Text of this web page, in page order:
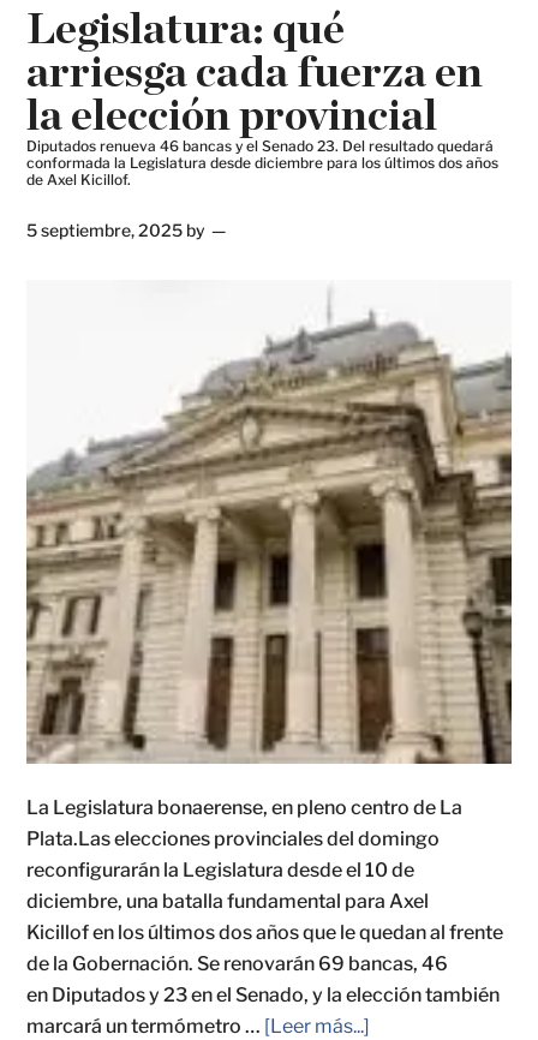
Legislatura: qué
arriesga cada fuerza en
la elección provincial
Diputados renueva 46 bancas y el Senado 23. Del resultado quedará
conformada la Legislatura desde diciembre para los últimos dos años
de Axel Kicillof.
5 septiembre, 2025 by
La Legislatura bonaerense, en pleno centro de La
Plata.Las elecciones provinciales del domingo
reconfigurarán la Legislatura desde el 10 de
diciembre, una batalla fundamental para Axel
Kicillof en los últimos dos años que le quedan al frente
de la Gobernación. Se renovarán 69 bancas, 46
en Diputados y 23 en el Senado, y la elección también
marcará un termómetro … [Leer más...]